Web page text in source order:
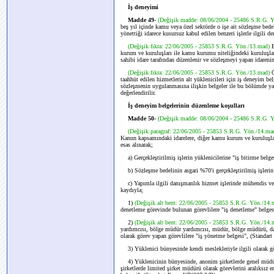
İş deneyimi
Madde 49- (Değişik madde: 08/06/2004 - 25486 S.R.G.
beş yıl içinde kamu veya özel sektörde o işe ait sözleşme
yönettiği idarece kusursuz kabul edilen benzeri işlerle ilgili
(Değişik fıkra: 22/06/2005 - 25853 S.R.G. Yön./13.mad)
kurum ve kuruluşları ile kamu kurumu niteliğindeki
sahibi idare tarafından düzenlenir ve sözleşmeyi yapan
(Değişik fıkra: 22/06/2005 - 25853 S.R.G. Yön./13.mad)
taahhüt edilen hizmetlerin alt yüklenicileri için iş deneyim
sözleşmenin uygulanmasına ilişkin belgeler ile bu bölümde
değerlendirilir.
İş deneyim belgelerinin düzenleme koşulları
Madde 50- (Değişik madde: 08/06/2004 - 25486 S.R.G.
(Değişik paragraf: 22/06/2005 - 25853 S.R.G. Yön./
Kanun kapsamındaki idarelere, diğer kamu kurum ve
esas alınarak;
a) Gerçekleştirilmiş işlerin yüklenicilerine "iş bitirme
b) Sözleşme bedelinin asgari %70'i gerçekleştirilmiş
c) Yapımla ilgili danışmanlık hizmet işlerinde mühendis
kaydıyla;
1) (Değişik alt bent: 22/06/2005 - 25853 S.R.G. Yön./
denetleme görevinde bulunan görevlilere "iş denetleme"
2) (Değişik alt bent: 22/06/2005 - 25853 S.R.G. Yön./
yardımcısı, bölge müdür yardımcısı, müdür, bölge müdürü,
olarak görev yapan görevlilere "iş yönetme belgesi",
3) Yüklenici bünyesinde kendi meslekleriyle ilgili olarak
4) Yüklenicinin bünyesinde, anonim şirketlerde genel
şirketlerde limited şirket müdürü olarak görevlerini aralıksız